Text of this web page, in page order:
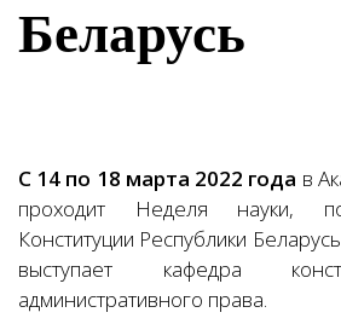
Беларусь
С 14 по 18 марта 2022 года в
проходит Неделя науки,
Конституции Республики
выступает кафедра
административного права.